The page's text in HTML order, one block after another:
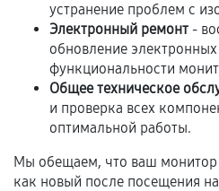
Если
самостоятельно
Гарантия на выполненные
сохраняться полностью
соблюдены следующие
Предоставленные
техническим
устранение проблем с
Электронный ремонт -
обновление
функциональности
Общее техническое
и проверка всех
оптимальной работы.
Мы обещаем, что ваш монитор
как новый после посещения